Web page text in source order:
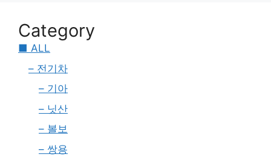
Category
■ ALL
– 전기차
– 기아
– 닛산
– 볼보
– 쌍용